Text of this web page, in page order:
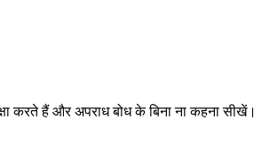
करते हैं और अपराध बोध के बिना ना कहना सीखें।